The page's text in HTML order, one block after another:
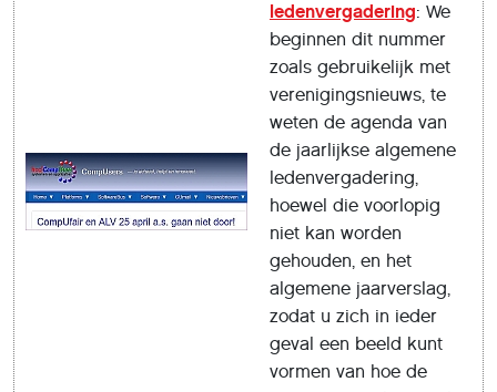
ledenvergadering: We
beginnen dit nummer
zoals gebruikelijk met
verenigingsnieuws, te
weten de agenda van
de jaarlijkse algemene
ledenvergadering,
hoewel die voorlopig
niet kan worden
gehouden, en het
algemene jaarverslag,
zodat u zich in ieder
geval een beeld kunt
vormen van hoe de